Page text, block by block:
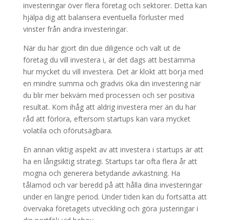
investeringar över flera företag och sektorer. Detta kan
hjälpa dig att balansera eventuella förluster med
vinster från andra investeringar.
När du har gjort din due diligence och valt ut de
företag du vill investera i, är det dags att bestämma
hur mycket du vill investera. Det är klokt att börja med
en mindre summa och gradvis öka din investering när
du blir mer bekväm med processen och ser positiva
resultat. Kom ihåg att aldrig investera mer än du har
råd att förlora, eftersom startups kan vara mycket
volatila och oförutsägbara.
En annan viktig aspekt av att investera i startups är att
ha en långsiktig strategi. Startups tar ofta flera år att
mogna och generera betydande avkastning. Ha
tålamod och var beredd på att hålla dina investeringar
under en längre period. Under tiden kan du fortsätta att
övervaka företagets utveckling och göra justeringar i